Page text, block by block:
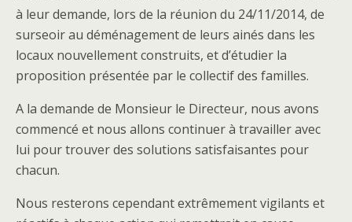
à leur demande, lors de la réunion du 24/11/2014, de
surseoir au déménagement de leurs ainés dans les
locaux nouvellement construits, et d’étudier la
proposition présentée par le collectif des familles.
A la demande de Monsieur le Directeur, nous avons
commencé et nous allons continuer à travailler avec
lui pour trouver des solutions satisfaisantes pour
chacun.
Nous resterons cependant extrêmement vigilants et